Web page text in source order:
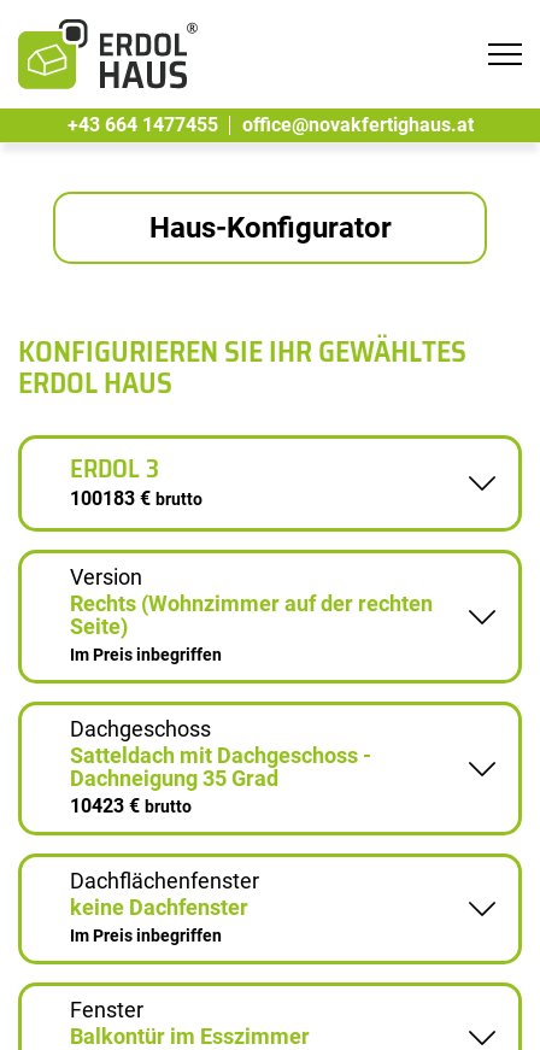
+43 664 1477455
office@novakfertighaus.at
Haus-Konfigurator
KONFIGURIEREN SIE IHR GEWÄHLTES
ERDOL HAUS
ERDOL 3
100183 € brutto
Version
Rechts (Wohnzimmer auf der rechten
Seite)
Im Preis inbegriffen
Dachgeschoss
Satteldach mit Dachgeschoss -
Dachneigung 35 Grad
10423 € brutto
Dachflächenfenster
keine Dachfenster
Im Preis inbegriffen
Fenster
Balkontür im Esszimmer